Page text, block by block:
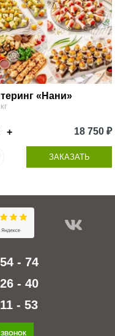
«Нани»
+ 18 750 ₽
ЗАКАЗАТЬ
- 74
- 40
- 53